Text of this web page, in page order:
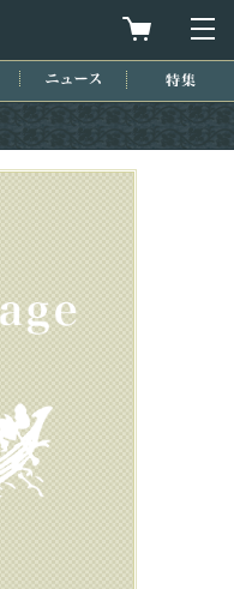
買物カゴを
シリーズ ニュース